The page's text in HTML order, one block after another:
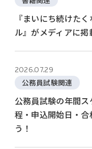
『まいにち続けた
ル』がメディアに掲
2026.07.29
公務員試験関連
公務員試験の年間
程・申込開始日・
う！